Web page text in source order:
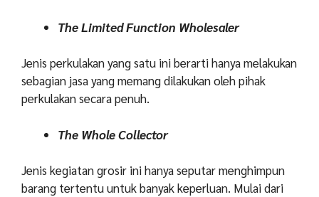
The Limited Function Wholesaler
Jenis perkulakan yang satu ini berarti hanya melakukan
sebagian jasa yang memang dilakukan oleh pihak
perkulakan secara penuh.
The Whole Collector
Jenis kegiatan grosir ini hanya seputar menghimpun
barang tertentu untuk banyak keperluan. Mulai dari